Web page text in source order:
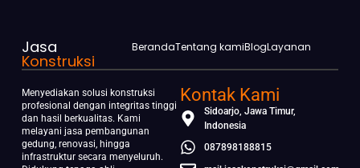
Jasa
Konstruksi
BerandaTentang kamiBlogLayanan
Menyediakan solusi konstruksi
profesional dengan integritas tinggi
dan hasil berkualitas. Kami
melayani jasa pembangunan
gedung, renovasi, hingga
infrastruktur secara menyeluruh.
Kontak Kami
Sidoarjo, Jawa Timur,
Indonesia
087898188815